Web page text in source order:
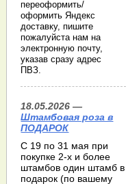
переоформить/
оформить Яндекс
доставку, пишите
пожалуйста нам на
электронную почту,
указав сразу адрес
ПВЗ.
18.05.2026 —
Штамбовая роза в
ПОДАРОК
С 19 по 31 мая при
покупке 2-х и более
штамбов один штамб в
подарок (по вашему